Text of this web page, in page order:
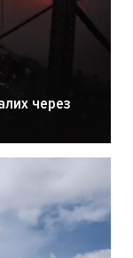
через